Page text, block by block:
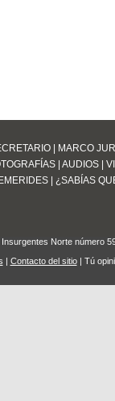
MARCO
| AUDIOS|
¿SABÍAS
Norte número
| Contacto del sitio| Tú